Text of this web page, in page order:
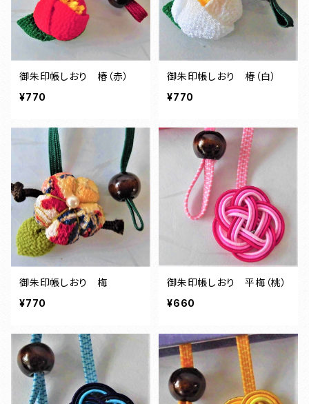
御朱印帳しおり 椿（赤）
¥770
御朱印帳しおり 椿（白）
¥770
御朱印帳しおり 梅
¥770
御朱印帳しおり 平梅（桃）
¥660